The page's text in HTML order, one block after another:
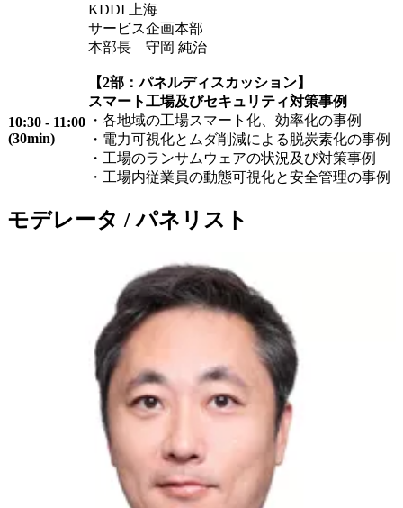
KDDI 上海
サービス企画本部
本部長 守岡 純治
10:30 - 11:00
(30min)
【2部：パネルディスカッション】
スマート工場及びセキュリティ対策事例
・各地域の工場スマート化、効率化の事例
・電力可視化とムダ削減による脱炭素化の事例
・工場のランサムウェアの状況及び対策事例
・工場内従業員の動態可視化と安全管理の事例
モデレータ / パネリスト